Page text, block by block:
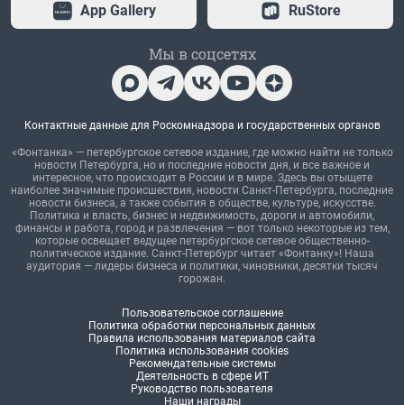
App Gallery RuStore
Мы в соцсетях
Контактные данные для Роскомнадзора и государственных органов
«Фонтанка» — петербургское сетевое издание, где можно найти не только
новости Петербурга, но и последние новости дня, и все важное и
интересное, что происходит в России и в мире. Здесь вы отыщете
наиболее значимые происшествия, новости Санкт-Петербурга, последние
новости бизнеса, а также события в обществе, культуре, искусстве.
Политика и власть, бизнес и недвижимость, дороги и автомобили,
финансы и работа, город и развлечения — вот только некоторые из тем,
которые освещает ведущее петербургское сетевое общественно-
политическое издание. Санкт-Петербург читает «Фонтанку»! Наша
аудитория — лидеры бизнеса и политики, чиновники, десятки тысяч
горожан.
Пользовательское соглашение
Политика обработки персональных данных
Правила использования материалов сайта
Политика использования cookies
Рекомендательные системы
Деятельность в сфере ИТ
Руководство пользователя
Наши награды